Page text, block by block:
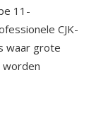
11-
CJK-
waar grote